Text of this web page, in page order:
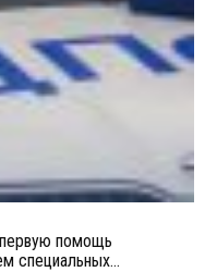
помощь
специальных...